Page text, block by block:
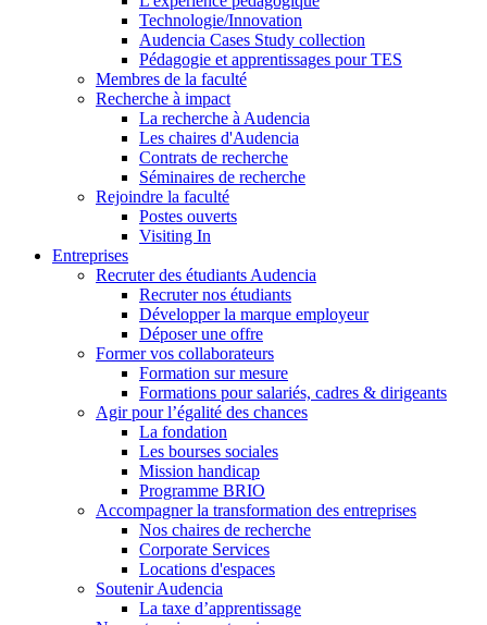
Technologie/Innovation
Audencia Cases Study collection
Pédagogie et apprentissages pour TES
Membres de la faculté
Recherche à impact
La recherche à Audencia
Les chaires d'Audencia
Contrats de recherche
Séminaires de recherche
Rejoindre la faculté
Postes ouverts
Visiting In
Entreprises
Recruter des étudiants Audencia
Recruter nos étudiants
Développer la marque employeur
Déposer une offre
Former vos collaborateurs
Formation sur mesure
Formations pour salariés, cadres & dirigeants
Agir pour l’égalité des chances
La fondation
Les bourses sociales
Mission handicap
Programme BRIO
Accompagner la transformation des entreprises
Nos chaires de recherche
Corporate Services
Locations d'espaces
Soutenir Audencia
La taxe d’apprentissage